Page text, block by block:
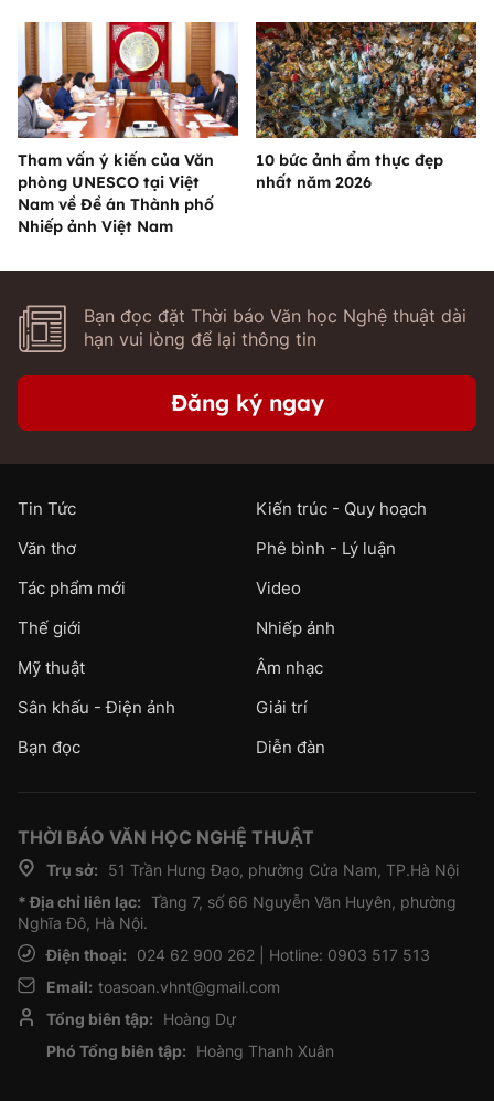
Tham vấn ý kiến của Văn
phòng UNESCO tại Việt
Nam về Đề án Thành phố
Nhiếp ảnh Việt Nam
10 bức ảnh ẩm thực đẹp
nhất năm 2026
Bạn đọc đặt Thời báo Văn học Nghệ thuật dài
hạn vui lòng để lại thông tin
Đăng ký ngay
Tin Tức
Kiến trúc - Quy hoạch
Văn thơ
Phê bình - Lý luận
Tác phẩm mới
Video
Thế giới
Nhiếp ảnh
Mỹ thuật
Âm nhạc
Sân khấu - Điện ảnh
Giải trí
Bạn đọc
Diễn đàn
THỜI BÁO VĂN HỌC NGHỆ THUẬT
Trụ sở:
51 Trần Hưng Đạo, phường Cửa Nam, TP.Hà Nội
* Địa chỉ liên lạc: Tầng 7, số 66 Nguyễn Văn Huyên, phường
Nghĩa Đô, Hà Nội.
Điện thoại:
024 62 900 262 | Hotline: 0903 517 513
Email: toasoan.vhnt@gmail.com
Tổng biên tập:
Hoàng Dự
Phó Tổng biên tập:
Hoàng Thanh Xuân